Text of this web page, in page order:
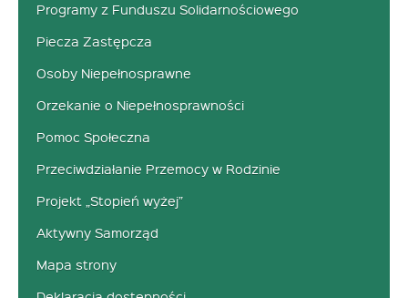
Programy z Funduszu Solidarnościowego
Piecza Zastępcza
Osoby Niepełnosprawne
Orzekanie o Niepełnosprawności
Pomoc Społeczna
Przeciwdziałanie Przemocy w Rodzinie
Projekt „Stopień wyżej”
Aktywny Samorząd
Mapa strony